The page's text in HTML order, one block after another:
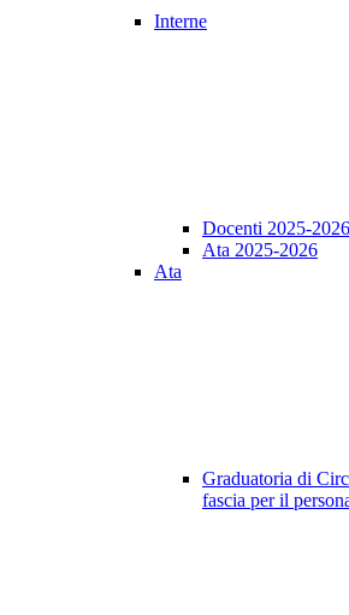
Interne
Docenti 2025-2026
Ata 2025-2026
Ata
Graduatoria di
fascia per il